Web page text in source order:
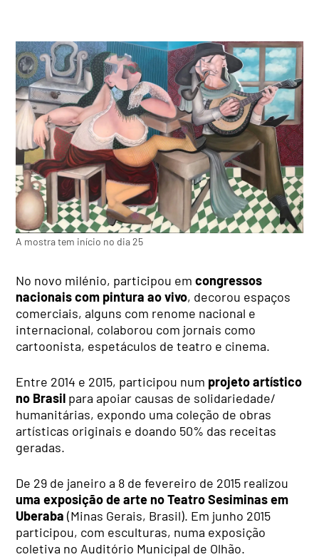
A mostra tem início no dia 25
No novo milénio, participou emcongressos
nacionais com pintura ao vivo, decorou espaços
comerciais, alguns com renome nacional e
internacional, colaborou com jornais como
cartoonista, espetáculos de teatro e cinema.
Entre 2014 e 2015, participou num projeto artístico
no Brasil para apoiar causas de solidariedade/
humanitárias, expondo uma coleção de obras
artísticas originais e doando 50% das receitas
geradas.
De 29 de janeiro a 8 de fevereiro de 2015 realizou
uma exposição de arte no Teatro Sesiminas em
Uberaba (Minas Gerais, Brasil). Em junho 2015
participou, com esculturas, numa exposição
coletiva no Auditório Municipal de Olhão.